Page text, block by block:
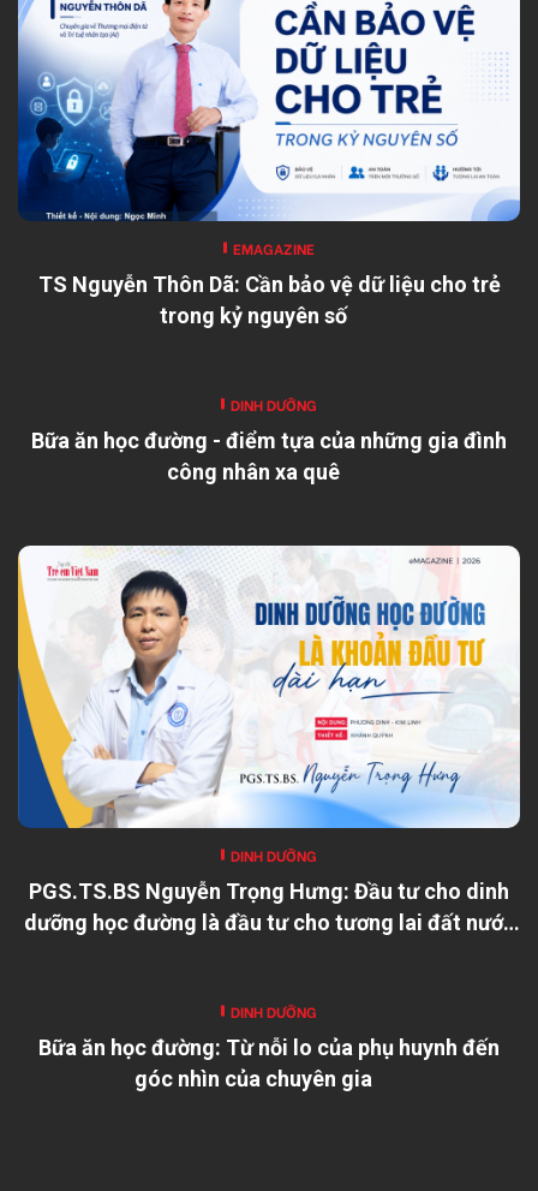
EMAGAZINE
TS Nguyễn Thôn Dã: Cần bảo vệ dữ liệu cho trẻ
trong kỷ nguyên số
DINH DƯỠNG
Bữa ăn học đường - điểm tựa của những gia đình
công nhân xa quê
DINH DƯỠNG
PGS.TS.BS Nguyễn Trọng Hưng: Đầu tư cho dinh
dưỡng học đường là đầu tư cho tương lai đất nước
DINH DƯỠNG
Bữa ăn học đường: Từ nỗi lo của phụ huynh đến
góc nhìn của chuyên gia